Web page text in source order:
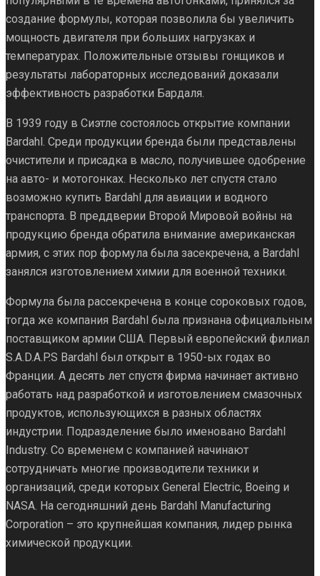
создание формулы, которая позволила бы увеличить
мощность двигателя при больших нагрузках и
температурах. Положительные отзывы гонщиков и
результаты лабораторных исследований доказали
эффективность разработки Бардаля.
В 1939 году в Сиэтле состоялось открытие компании
Bardahl. Среди продукции бренда были представлены
очистители и присадка в масло, получившее одобрение
на авто- и мотогонках. Несколько лет спустя стало
возможно купить Bardahl для авиации и водного
транспорта. В преддверии Второй Мировой войны на
продукцию бренда обратила внимание американская
армия, с этих пор формула была засекречена, а Bardahl
занялся изготовлением химии для военной техники.
Формула была рассекречена в конце сороковых годов,
тогда же компания Bardahl была признана официальным
поставщиком армии США. Первый европейский филиал
S.A.D.A.P.S Bardahl был открыт в 1950-ых годах во
Франции. А десять лет спустя фирма начинает активно
работать над разработкой и изготовлением смазочных
продуктов, использующихся в разных областях
индустрии. Подразделение было именовано Bardahl
Industry. Со временем с компанией начинают
сотрудничать многие производители техники и
организаций, среди которых General Electric, Boeing и
NASA. На сегодняшний день Bardahl Manufacturing
Corporation – это крупнейшая компания, лидер рынка
химической продукции.